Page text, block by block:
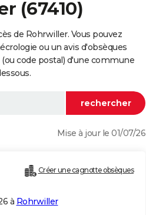
(67410)
de Rohrwiller. Vous pouvez
ou un avis d'obsèques
code postal) d'une commune
Mise à jour le 01/07/26
Créer une cagnotte obsèques
à Rohrwiller